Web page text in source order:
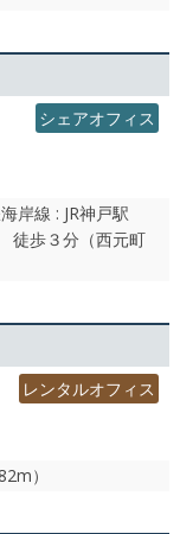
シェアオフィス
岸線 : JR神戸駅
歩３分（西元町
レンタルオフィス
）